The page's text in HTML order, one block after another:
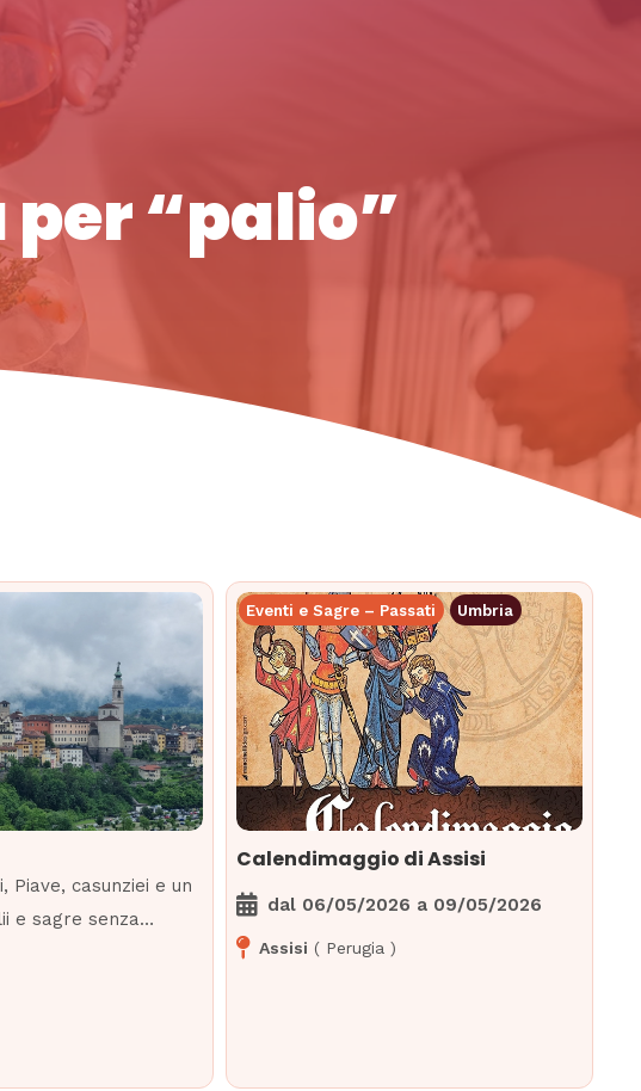
“palio”
Piave, casunziei e un
e sagre senza…
Eventi e Sagre – Passati Umbria
Calendimaggio di Assisi
dal 06/05/2026 a 09/05/2026
Assisi ( Perugia )